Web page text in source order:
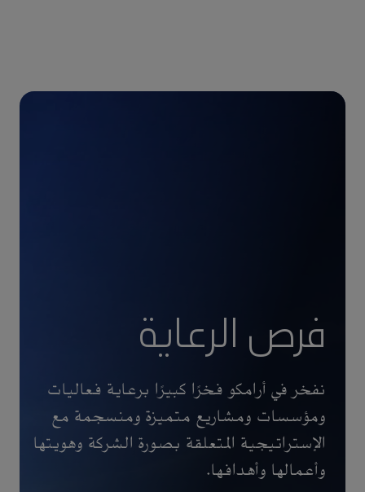
فرص الرعاية
نفخر في أرامكو فخرًا كبيرًا برعاية فعاليات
ومؤسسات ومشاريع متميزة ومنسجمة مع
الإستراتيجية المتعلقة بصورة الشركة وهويتها
وأعمالها وأهدافها.